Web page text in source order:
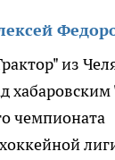
из
чемпионата